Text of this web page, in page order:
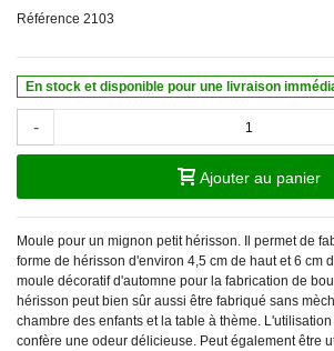
Référence 2103
En stock et disponible pour une livraison
-
Ajouter au panier
Moule pour un mignon petit hérisson. Il permet de
forme de hérisson d'environ 4,5 cm de haut et 6 cm
moule décoratif d'automne pour la fabrication de
hérisson peut bien sûr aussi être fabriqué sans
chambre des enfants et la table à thème.
confère une odeur délicieuse. Peut également être